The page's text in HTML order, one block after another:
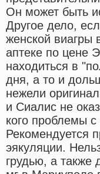
Он может быть
Другое дело,
женской виагры
аптеке по цене
находиться в
дня, а то и
нежели
и Сиалис не
кого проблемы
Рекомендуется
эякуляции.
грудью, а также